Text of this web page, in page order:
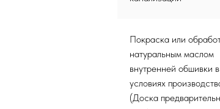
Покраска или
натуральным маслом
внутренней обшивки в
условиях
(Доска